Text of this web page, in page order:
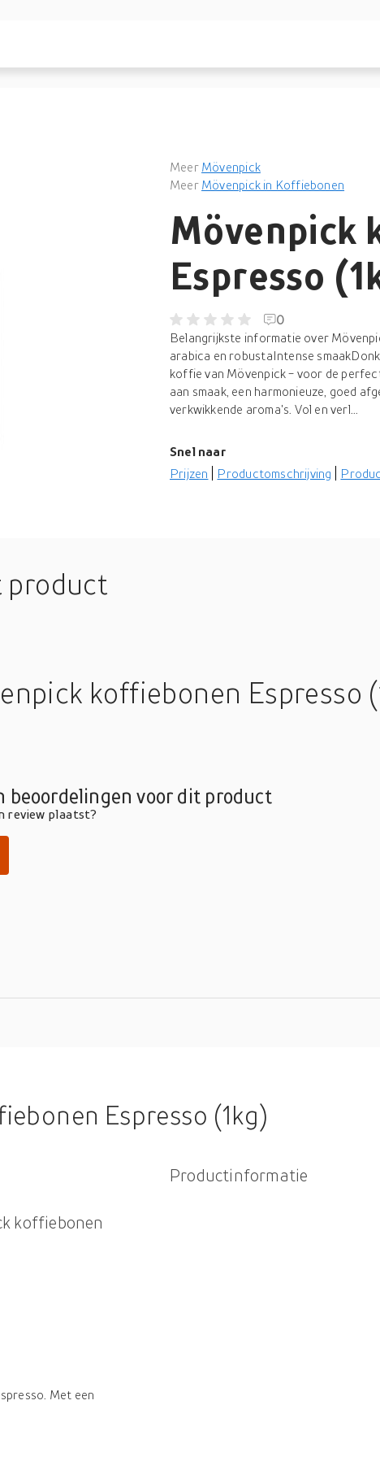
Meer Mövenpick
Meer Mövenpick in Koffiebonen
Mövenpick
Espresso
0
Belangrijkste informatie over
arabica en robustaIntense
koffie van Mövenpick - voor de
aan smaak, een harmonieuze, goed
verkwikkende aroma's. Vol en verl...
Snel naar
Prijzen
Productomschrijving
product
koffiebonen Espresso
beoordelingen voor dit product
review plaatst?
Espresso (1kg)
koffiebonen
Met een
Vol en verleidelijk -
Geniet van de
Productinformatie